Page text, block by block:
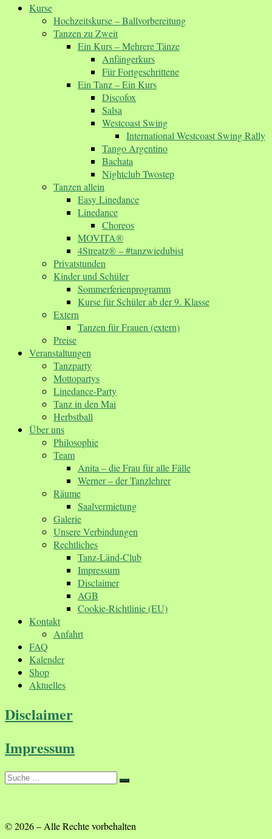
Kurse
Hochzeitskurse – Ballvorbereitung
Tanzen zu Zweit
Ein Kurs – Mehrere Tänze
Anfängerkurs
Für Fortgeschrittene
Ein Tanz – Ein Kurs
Discofox
Salsa
Westcoast Swing
International Westcoast Swing Rally
Tango Argentino
Bachata
Nightclub Twostep
Tanzen allein
Easy Linedance
Linedance
Choreos
MOVITA®
4Streatz® – #tanzwiedubist
Privatstunden
Kinder und Schüler
Sommerferienprogramm
Kurse für Schüler ab der 9. Klasse
Extern
Tanzen für Frauen (extern)
Preise
Veranstaltungen
Tanzparty
Mottopartys
Linedance-Party
Tanz in den Mai
Herbstball
Über uns
Philosophie
Team
Anita – die Frau für alle Fälle
Werner – der Tanzlehrer
Räume
Saalvermietung
Galerie
Unsere Verbindungen
Rechtliches
Tanz-Länd-Club
Impressum
Disclaimer
AGB
Cookie-Richtlinie (EU)
Kontakt
Anfahrt
FAQ
Kalender
Shop
Aktuelles
Disclaimer
Impressum
Suche
Suche
© 2026– Alle Rechte vorbehalten